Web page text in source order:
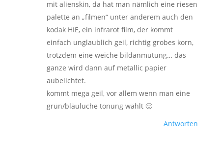
mit alienskin, da hat man nämlich eine riesen
palette an „filmen“ unter anderem auch den
kodak HIE, ein infrarot film, der kommt
einfach unglaublich geil, richtig grobes korn,
trotzdem eine weiche bildanmutung… das
ganze wird dann auf metallic papier
aubelichtet.
kommt mega geil, vor allem wenn man eine
grün/bläuluche tonung wählt 🙂
Antworten